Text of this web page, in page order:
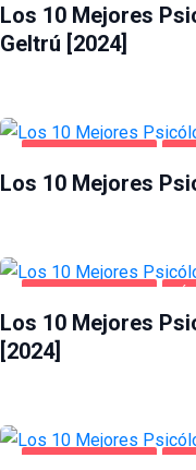
Los 10 Mejores
Geltrú [2024]
SALUD Y BELLEZA
Los 10 Mejores
SALUD Y BELLEZA
Los 10 Mejores
[2024]
SALUD Y BELLEZA